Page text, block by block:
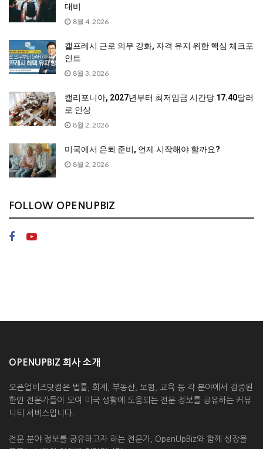
대비
8월 4, 2026
캘프레시 근로 의무 강화, 자격 유지 위한 핵심 체크포
인트
8월 3, 2026
캘리포니아, 2027년부터 최저임금 시간당 17.40달러
로 인상
8월 2, 2026
미국에서 은퇴 준비, 언제 시작해야 할까요?
8월 2, 2026
FOLLOW OPENUPBIZ
OPENUPBIZ 회사 소개
오픈업비즈닷컴은 법률, 회계, 부동산, 보험, 교육 등 각 분야에서 검증된
한인 전문가들이 모여 미국 생활에 도움되는 전문 정보를 공유하는 커뮤
니티 서비스입니다.
전문 분야 정보를 공유하고자 하는 전문가, OpenUpBiz와 함께 성장을